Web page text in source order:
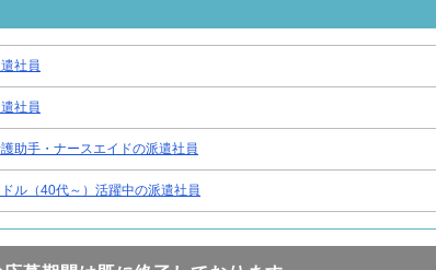
社員
社員
助手・ナースエイドの派遣社員
ル（40代～）活躍中の派遣社員